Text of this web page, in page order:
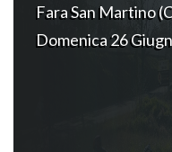
Fara San Martino
Domenica 26